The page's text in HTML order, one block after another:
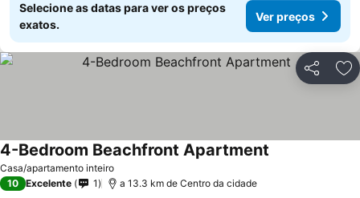
Selecione as datas para ver os preços
exatos.
Ver preços
Partilhar
Casa/apartamento inteiro
4-Bedroom Beachfront Apartment
10 Excelente 1 a 13.3 km de Centro da cidade